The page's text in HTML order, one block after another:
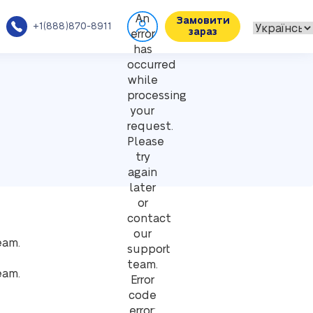
+1(888)870-8911
An
error
has
occurred
while
processing
your
request.
Please
try
again
later
or
contact
our
support
team.
Error
code
Замовити
зараз